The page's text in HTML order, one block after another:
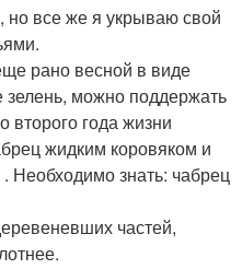
но все же я укрываю свой
рано весной в виде
зелень, можно поддержать
года жизни
жидким коровяком и
знать: чабрец
частей,